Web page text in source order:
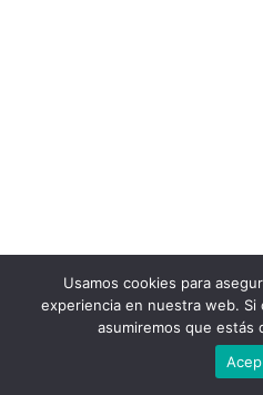
Usamos cookies para
experiencia en nuestra web.
asumiremos que estás